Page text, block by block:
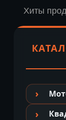
Хиты